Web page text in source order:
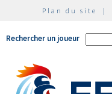
Plan du site |
Rechercher un joueur